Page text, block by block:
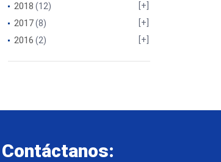
2018 (12)
2017(8)
2016 (2)
Contáctanos: